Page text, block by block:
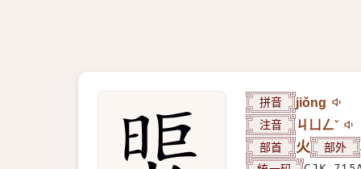
拼音 jiǒng
注音 ㄐㄩㄥˇ
部首 火 部外